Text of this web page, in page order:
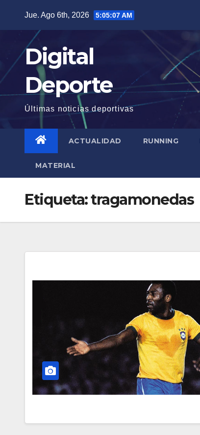
contenido
Jue. Ago 6th, 2026 5:05:08 AM
Digital
Deporte
Últimas noticias deportivas
ACTUALIDAD RUNNING
MATERIAL
Etiqueta:tragamonedas